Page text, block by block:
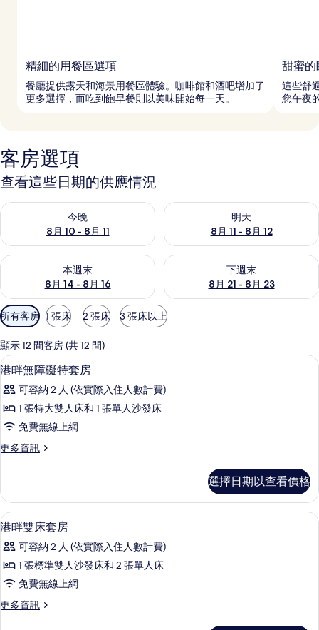
精細的用餐區選項
餐廳提供露天和海景用餐區體驗。咖啡館和酒吧增加了
更多選擇，而吃到飽早餐則以美味開始每一天。
甜蜜的
這些舒
您午夜
客房選項
查看這些日期的供應情況
今晚
8月 10 - 8月 11
查看今晚 (8月 10 - 8月 11) 的供應情況
明天
8月 11 - 8月 12
查看明天 (8月 11 - 8月 12) 的供
本週末
8月 14 - 8月 16
查看本週末 (8月 14 - 8月 16) 的供應情況
下週末
8月 21 - 8月 23
查看下週末 (8月 21 - 8月 23)
可
用
的
客
房
篩
選
條
所有客房 1 張床 2 張床 3 張床以上
顯示 12 間客房 (共 12 間)
顯
示
港
畔
無
障
特
套
房
的
所
有
相
高級寢具、迷你吧、客房內保險箱、書
3
港畔無障礙特套房
可容納 2 人 (依實際入住人數計費)
1 張特大雙人床和 1 張單人沙發床
免費無線上網
更多資訊
更
無
障
礙
套
房
詳
情
選擇日期以查看價格
顯
示
港
畔
雙
床
高級寢具、迷你吧、客房內保險箱、書
3
港畔雙床套房
可容納 2 人 (依實際入住人數計費)
1 張標準雙人沙發床和 2 張單人床
免費無線上網
更多資訊
更